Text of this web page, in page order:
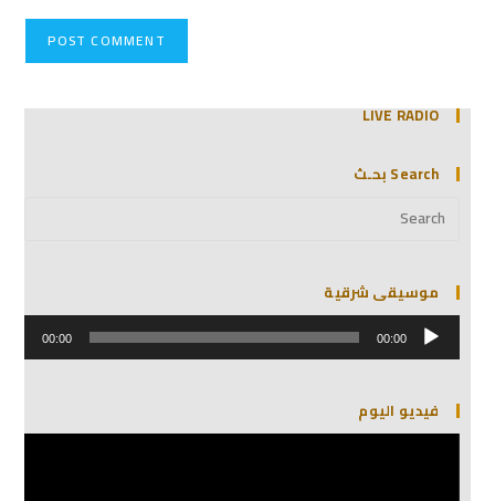
LIVE RADIO
Search بحـث
موسيقى شرقية
مشغل
الصوت 00:00
00:00
فيديو اليوم
مشغل